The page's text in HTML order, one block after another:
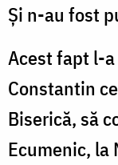
Şi n-au fost
Acest fapt l-
Constantin
Biserică, să
Ecumenic, la